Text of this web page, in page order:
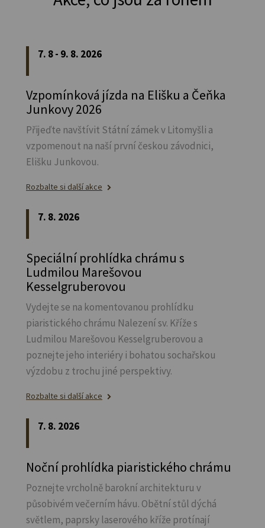
7. 8 - 9. 8. 2026
Vzpomínková jízda na Elišku a Čeňka
Junkovy 2026
Přijeďte navštívit Státní zámek v Litomyšli a
vzpomenout na naší první českou závodnici,
Elišku Junkovou.
Rozbalte si další akce
7. 8. 2026
Speciální prohlídka chrámu s
Ludmilou Marešovou
Kesselgruberovou
Vydejte se na komentovanou prohlídku
piaristického chrámu Nalezení sv. Kříže s
Ludmilou Marešovou Kesselgruberovou a
poznejte jeho interiéry i bohatou sochařskou
výzdobu z trochu jiné perspektivy.
Rozbalte si další akce
7. 8. 2026
Noční prohlídka piaristického chrámu
Poznejte vrcholně barokní architekturu v
působivém večerním hávu. Obětní stůl dýchá
světlem, paprsky laserového kříže protínají